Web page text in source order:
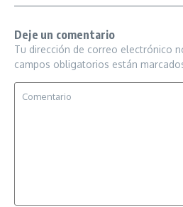
Deje un comentario
Tu dirección de correo electrónico
campos obligatorios están